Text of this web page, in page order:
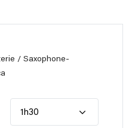
/ Saxophone-
1h30